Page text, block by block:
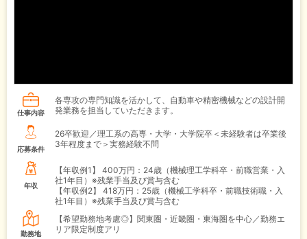
仕事内容
各専攻の専門知識を活かして、自動車や精密機械などの設計開
発業務を担当していただきます。
応募条件
26卒歓迎／理工系の高専・大学・大学院卒＜未経験者は卒業後
3年程度まで＞実務経験不問
年収
【年収例1】
400万円：24歳（機械理工学科卒・前職営業・入
社1年目）※残業手当及び賞与含む
【年収例2】
418万円：25歳（機械工学科卒・前職技術職・入
社1年目）※残業手当及び賞与含む
勤務地
【希望勤務地考慮◎】関東圏・近畿圏・東海圏を中心／勤務エ
リア限定制度アリ